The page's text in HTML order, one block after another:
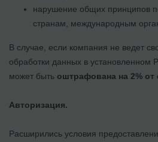
нарушение общих принципов
странам, международным
В случае, если компания не ведет
обработки данных в установленном
может быть оштрафована на 2% от
Авторизация.
Расширились условия